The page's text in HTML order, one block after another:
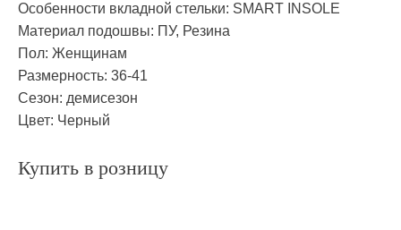
Особенности вкладной стельки: SMART INSOLE
Материал подошвы: ПУ, Резина
Пол: Женщинам
Размерность: 36-41
Сезон: демисезон
Цвет: Черный
Купить в розницу